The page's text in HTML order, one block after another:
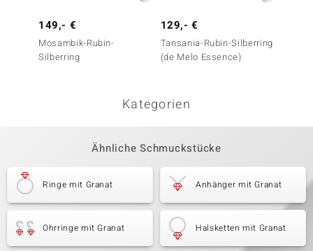
149,- €
Mosambik-Rubin-
Silberring
129,- €
Tansania-Rubin-Silberring
(de Melo Essence)
Kategorien
Ähnliche Schmuckstücke
Ringe mit Granat Anhänger mit Granat
Ohrringe mit Granat Halsketten mit Granat